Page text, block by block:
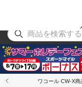
ア
ワコール CW-X